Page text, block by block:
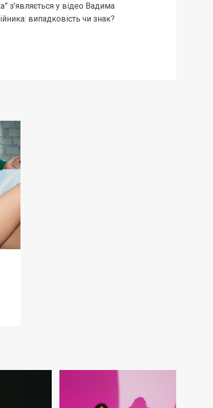
з’являється у відео Вадима
випадковість чи знак?